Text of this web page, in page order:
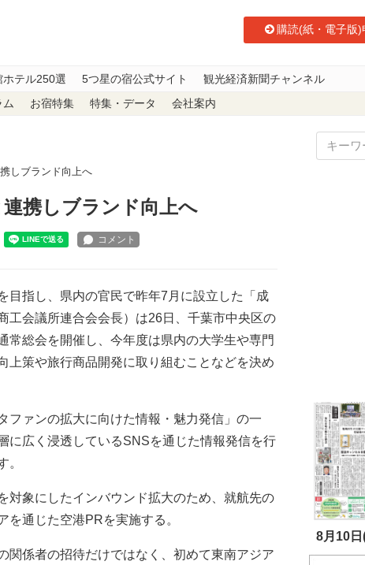
購読(紙・電子版)
ホテル250選 5つ星の宿公式サイト 観光経済新聞チャンネル
ム お宿特集 特集・データ 会社案内
しブランド向上へ
携しブランド向上へ
指し、県内の官民で昨年7月に設立した「成
工会議所連合会会長）は26日、千葉市中央区の
常総会を開催し、今年度は県内の大学生や専門
上策や旅行商品開発に取り組むことなどを決め
ァンの拡大に向けた情報・魅力発信」の一
に広く浸透しているSNSを通じた情報発信を行
。
象にしたインバウンド拡大のため、就航先の
通じた空港PRを実施する。
係者の招待だけではなく、初めて東南アジア
8月10